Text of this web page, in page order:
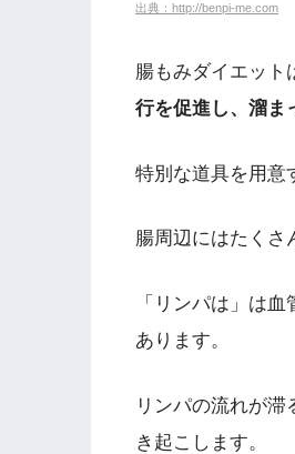
出典：http://benpi-me.com
腸もみダイエット
行を促進し、溜ま
特別な道具を用意
腸周辺にはたくさ
「リンパは」は
あります。
リンパの流れが
き起こします。